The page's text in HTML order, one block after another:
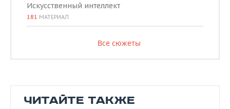
Искусственный интеллект
181 МАТЕРИАЛ
Все сюжеты
ЧИТАЙТЕ ТАКЖЕ